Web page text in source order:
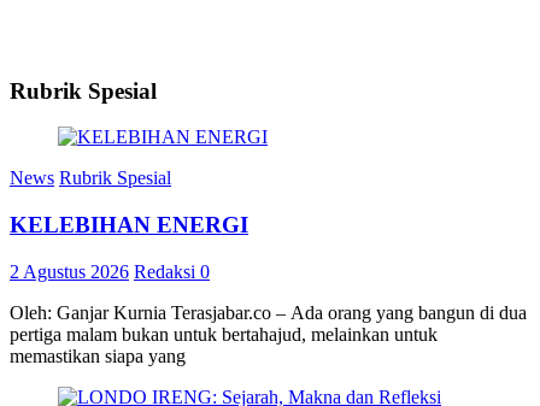
Rubrik Spesial
News Rubrik Spesial
KELEBIHAN ENERGI
2 Agustus 2026 Redaksi 0
Oleh: Ganjar Kurnia Terasjabar.co – Ada orang yang bangun di dua
pertiga malam bukan untuk bertahajud, melainkan untuk
memastikan siapa yang